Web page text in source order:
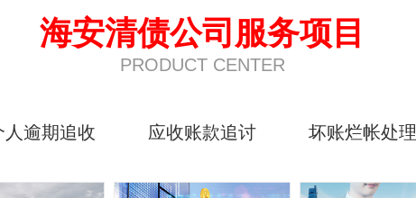
海安清债公司服务项目
PRODUCT CENTER
人逾期追收 应收账款追讨 坏账烂帐处理